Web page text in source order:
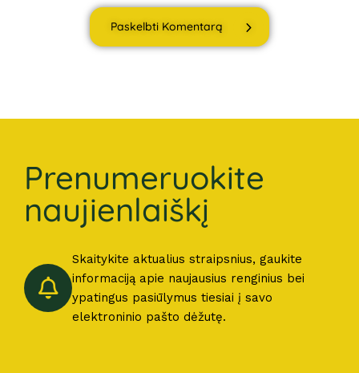
Paskelbti Komentarą
Prenumeruokite
naujienlaiškį
Skaitykite aktualius straipsnius, gaukite
informaciją apie naujausius renginius bei
ypatingus pasiūlymus tiesiai į savo
elektroninio pašto dėžutę.